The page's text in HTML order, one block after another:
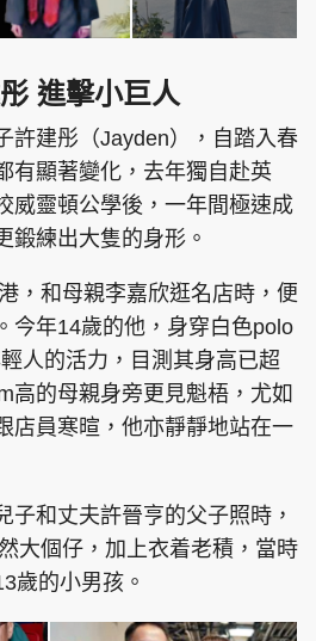
進擊小巨人
許建彤（Jayden），自踏入春
有顯著變化，去年獨自赴英
威靈頓公學後，一年間極速成
鍛練出大隻的身形。
，和母親李嘉欣逛名店時，便
今年14歲的他，身穿白色polo
人的活力，目測其身高已超
高的母親身旁更見魁梧，尤如
店員寒暄，他亦靜靜地站在一
子和丈夫許晉亨的父子照時，
大個仔，加上衣着老積，當時
歲的小男孩。